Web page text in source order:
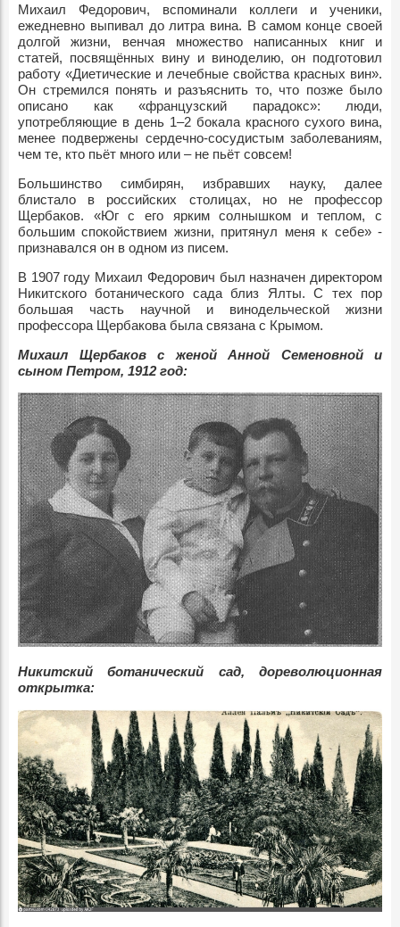
Михаил Федорович, вспоминали коллеги и ученики,
ежедневно выпивал до литра вина. В самом конце своей
долгой жизни, венчая множество написанных книг и
статей, посвящённых вину и виноделию, он подготовил
работу «Диетические и лечебные свойства красных вин».
Он стремился понять и разъяснить то, что позже было
описано как «французский парадокс»: люди,
употребляющие в день 1–2 бокала красного сухого вина,
менее подвержены сердечно-сосудистым заболеваниям,
чем те, кто пьёт много или – не пьёт совсем!
Большинство симбирян, избравших науку, далее
блистало в российских столицах, но не профессор
Щербаков. «Юг с его ярким солнышком и теплом, с
большим спокойствием жизни, притянул меня к себе» -
признавался он в одном из писем.
В 1907 году Михаил Федорович был назначен директором
Никитского ботанического сада близ Ялты. С тех пор
большая часть научной и винодельческой жизни
профессора Щербакова была связана с Крымом.
Михаил Щербаков с женой Анной Семеновной и
сыном Петром, 1912 год:
Никитский ботанический сад, дореволюционная
открытка: